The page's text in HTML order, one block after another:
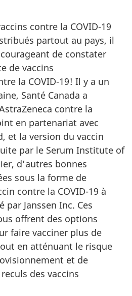
contre la COVID-19
partout au pays, il
de constater
de vaccins
la COVID-19! Il y a un
Santé Canada a
contre la
en partenariat avec
et la version du vaccin
par le Serum Institute of
d’autres bonnes
sous la forme de
contre la COVID-19 à
Janssen Inc. Ces
offrent des options
faire vacciner plus de
en atténuant le risque
et de
des vaccins